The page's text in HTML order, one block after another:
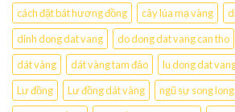
cách đặt bát hương đồng
cây lúa mạ vàng
dinh dong dat vang
do dong dat vang can tho
dát vàng
dát vàng tam đảo lu dong dat
Lư đồng
Lư đồng dát vàng ngũ sự song long